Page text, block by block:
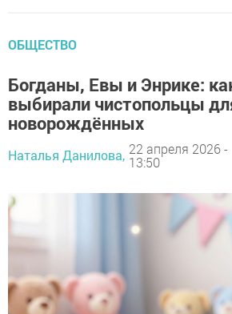
ОБЩЕСТВО
Богданы, Евы и Энрике:
выбирали чистопольцы
новорождённых
Наталья Данилова, 22 апреля 2026 -
13:50